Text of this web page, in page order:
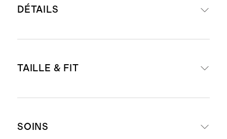
DÉTAILS
cachemire de Mongolie de qualité
jauge 7, longueur de fibre de 34 à
TAILLE & FIT
ajustée
SOINS